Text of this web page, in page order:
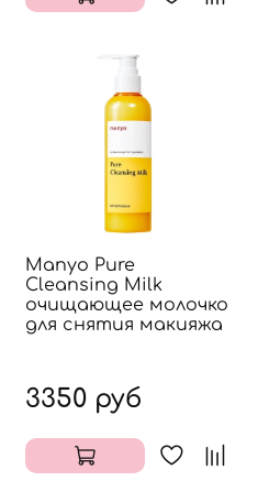
Manyo Pure
Cleansing Milk
очищающее молочко
для снятия макияжа
3350 руб